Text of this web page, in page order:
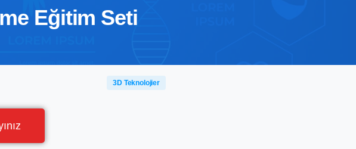
Eğitim Seti
3D Teknolojier